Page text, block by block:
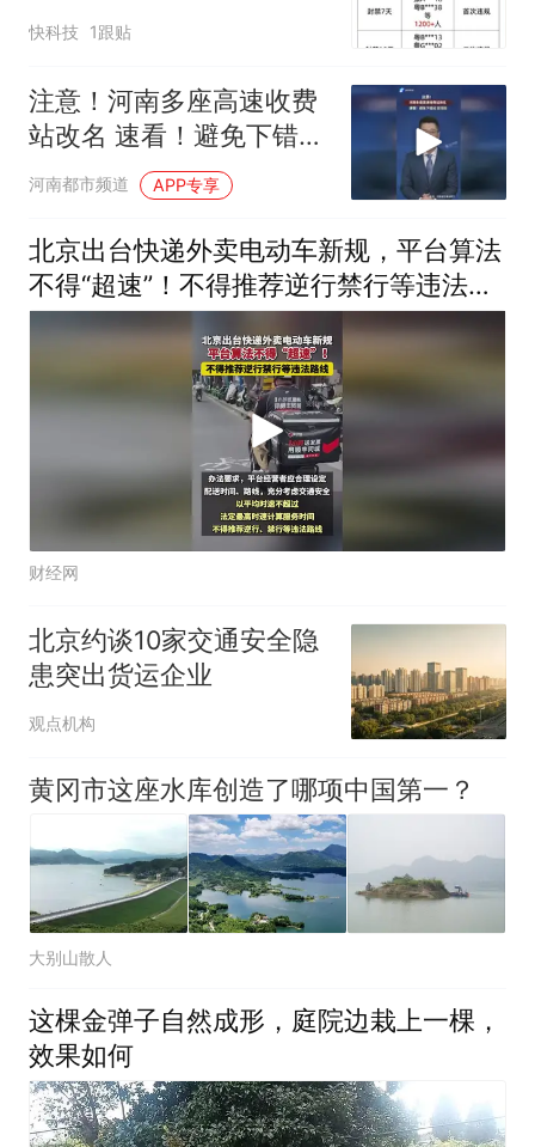
永久封禁
快科技 1跟贴
注意！河南多座高速收费
站改名 速看！避免下错
站，走错路
河南都市频道 APP专享
北京出台快递外卖电动车新规，平台算法
不得“超速”！不得推荐逆行禁行等违法路
线
财经网
北京约谈10家交通安全隐
患突出货运企业
观点机构
黄冈市这座水库创造了哪项中国第一？
大别山散人
这棵金弹子自然成形，庭院边栽上一棵，
效果如何